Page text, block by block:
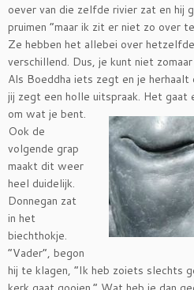
oever van die zelfde rivier zat en hij
pruimen “maar ik zit er niet zo over
Ze hebben het allebei over
verschillend. Dus, je kunt niet
Als Boeddha iets zegt en je
jij zegt een holle uitspraak. Het gaat
om wat je bent.
Ook de
volgende grap
maakt dit weer
heel duidelijk.
Donnegan zat
in het
biechthokje.
“Vader”, begon
hij te klagen, “Ik heb zoiets slechts